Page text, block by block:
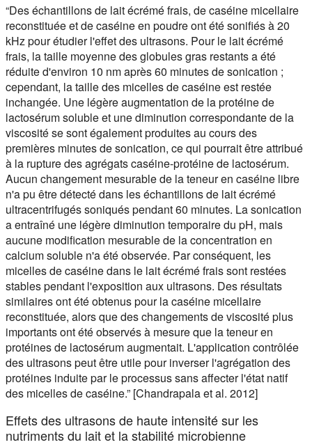
“Des échantillons de lait écrémé frais, de caséine micellaire
reconstituée et de caséine en poudre ont été sonifiés à 20
kHz pour étudier l'effet des ultrasons. Pour le lait écrémé
frais, la taille moyenne des globules gras restants a été
réduite d'environ 10 nm après 60 minutes de sonication ;
cependant, la taille des micelles de caséine est restée
inchangée. Une légère augmentation de la protéine de
lactosérum soluble et une diminution correspondante de la
viscosité se sont également produites au cours des
premières minutes de sonication, ce qui pourrait être attribué
à la rupture des agrégats caséine-protéine de lactosérum.
Aucun changement mesurable de la teneur en caséine libre
n'a pu être détecté dans les échantillons de lait écrémé
ultracentrifugés soniqués pendant 60 minutes. La sonication
a entraîné une légère diminution temporaire du pH, mais
aucune modification mesurable de la concentration en
calcium soluble n'a été observée. Par conséquent, les
micelles de caséine dans le lait écrémé frais sont restées
stables pendant l'exposition aux ultrasons. Des résultats
similaires ont été obtenus pour la caséine micellaire
reconstituée, alors que des changements de viscosité plus
importants ont été observés à mesure que la teneur en
protéines de lactosérum augmentait. L'application contrôlée
des ultrasons peut être utile pour inverser l'agrégation des
protéines induite par le processus sans affecter l'état natif
des micelles de caséine.” [Chandrapala et al. 2012]
Effets des ultrasons de haute intensité sur les
nutriments du lait et la stabilité microbienne